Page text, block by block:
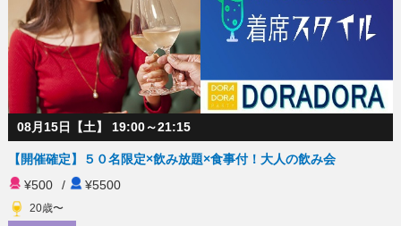
08月15日【土】 19:00～21:15
【開催確定】５０名限定×飲み放題×食事付！大人の飲み会
¥500
/ ¥5500
20歳〜